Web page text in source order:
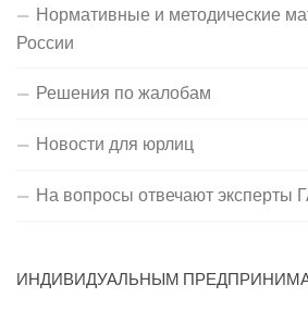
Нормативные и методические
России
Решения по жалобам
Новости для юрлиц
На вопросы отвечают эксперты
ИНДИВИДУАЛЬНЫМ